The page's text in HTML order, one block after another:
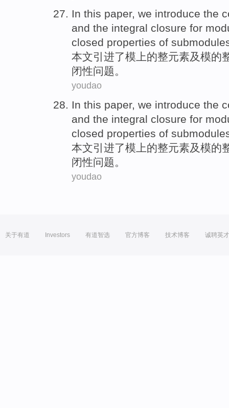
In this paper, we introduce the
and the integral closure for
closed properties of
本文引进了模 上的整元素及模的
闭性问题。
youdao
In this paper, we introduce the
and the integral closure for
closed properties of
本文引进了模 上的整元素及模的
闭性问题。
youdao
关于有道 Investors 有道智选 官方博客 技术博客 诚聘英才